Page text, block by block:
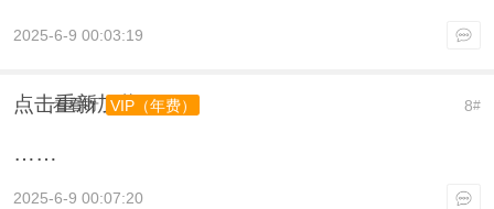
2025-6-9 00:03:19
点击重新加载 8#
看看呀 VIP（年费）
……
2025-6-9 00:07:20